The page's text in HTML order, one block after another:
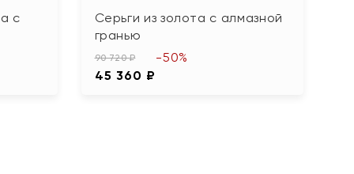
с
Серьги из золота с алмазной
гранью
90 720 ₽
45 360 ₽
-50%